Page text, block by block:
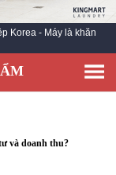
Korea - Máy là khăn
và doanh thu?